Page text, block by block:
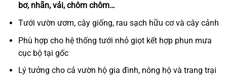
bơ, nhãn, vải, chôm chôm…
Tưới vườn ươm, cây giống, rau sạch hữu cơ và cây cảnh
Phù hợp cho hệ thống tưới nhỏ giọt kết hợp phun mưa
cục bộ tại gốc
Lý tưởng cho cả vườn hộ gia đình, nông hộ và trang trại